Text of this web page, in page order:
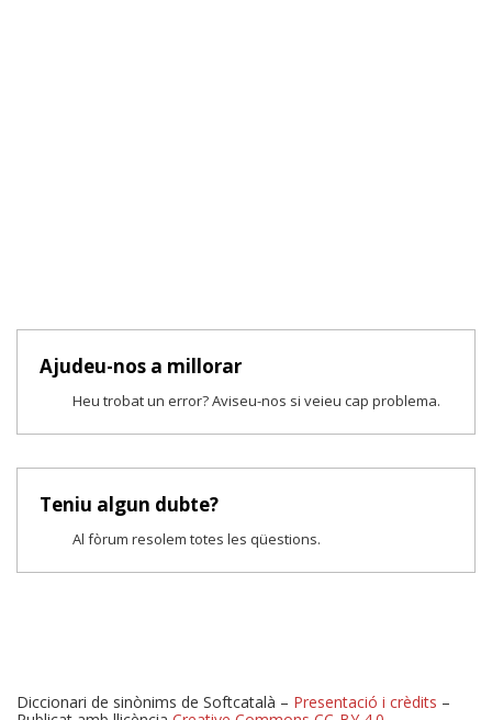
Ajudeu-nos a millorar
Heu trobat un error? Aviseu-nos si veieu cap problema.
Teniu algun dubte?
Al fòrum resolem totes les qüestions.
Diccionari de sinònims de Softcatalà – Presentació i crèdits –